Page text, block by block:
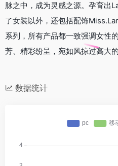
脉之中，成为灵感之源。孕育出
了女装以外，还包括配饰
系列，所有产品都一致强调女性
芳、精彩纷呈，宛如风掠过高大
数据统计